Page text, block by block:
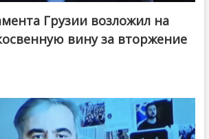
Грузии возложил на
вину за вторжение